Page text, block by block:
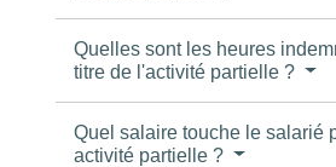
Quelles sont les heures
titre de l'activité partielle ?
Quel salaire touche le salarié
activité partielle ?